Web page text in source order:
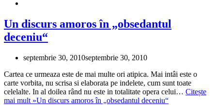
Un discurs amoros în „obsedantul
deceniu“
septembrie 30, 2010septembrie 30, 2010
Cartea ce urmeaza este de mai multe ori atipica. Mai intâi este o
carte vorbita, nu scrisa si elaborata pe indelete, cum sunt toate
celelalte. In al doilea rând nu este in totalitate opera celui… Citește
mai mult »Un discurs amoros în „obsedantul deceniu“